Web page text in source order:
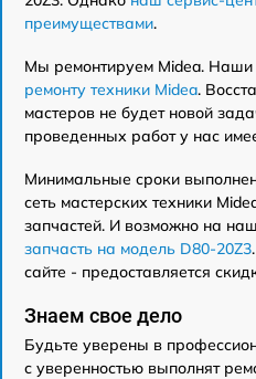
преимуществами.
Мы ремонтируем Midea. Наши
ремонту техники Midea.
мастеров не будет новой
проведенных работ у нас
Минимальные сроки
сеть мастерских техники
запчастей. И возможно на
запчасть на модель D80-20Z3
сайте - предоставляется
Знаем свое дело
Будьте уверены в
с уверенностью выполнят